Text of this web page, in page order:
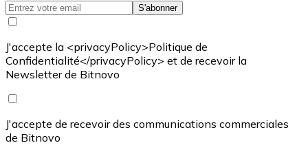
S'abonner
J'accepte la <privacyPolicy>Politique de
Confidentialité</privacyPolicy> et de recevoir la
Newsletter de Bitnovo
J'accepte de recevoir des communications commerciales
de Bitnovo